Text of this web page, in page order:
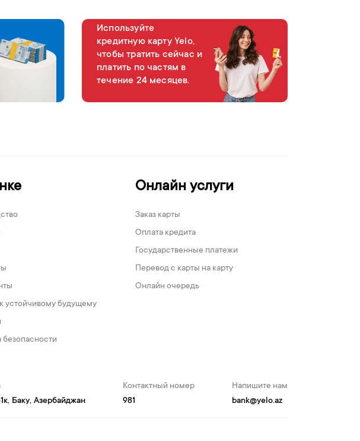
Используйте
кредитную карту Yelo,
чтобы тратить сейчас и
платить по частям в
течение 24 месяцев.
устойчивому будущему
безопасности
Онлайн услуги
Заказ карты
Оплата кредита
Государственные платежи
Перевод с карты на карту
Онлайн очередь
Баку, Азербайджан
Контактный номер
981
Напишите нам
bank@yelo.az